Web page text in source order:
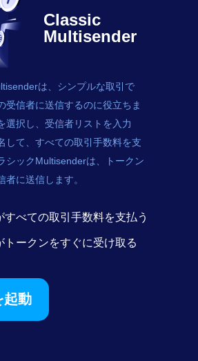
Classic
Multisender
は、シンプルな取引で
受信者に送信するのに役立ちま
選択し、受信者リストを入力
して、すべての取引手数料を支
シックMultisenderは、トークン
者に送信します。
すべての取引手数料を支払う
トークンをすぐに受け取る
起動